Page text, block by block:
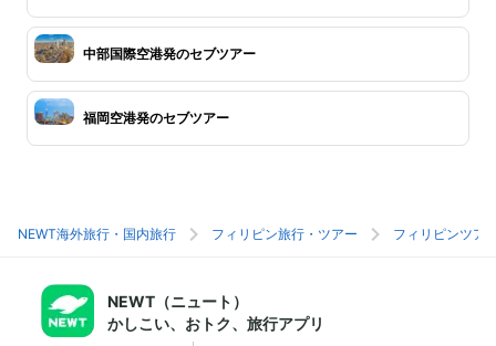
中部国際空港発のセブツアー
福岡空港発のセブツアー
NEWT海外旅行・国内旅行 フィリピン旅行・ツアー フィリピンツア
NEWT（ニュート）
かしこい、おトク、旅行アプリ